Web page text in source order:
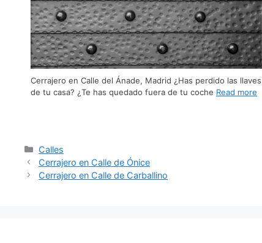
Cerrajero en Calle del Ánade, Madrid ¿Has perdido las llaves
de tu casa? ¿Te has quedado fuera de tu coche Read more
Calles
Cerrajero en Calle de Ónice
Cerrajero en Calle de Carballino